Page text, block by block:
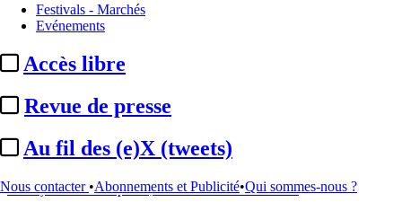
Festivals - Marchés
Evénements
Accès libre
Revue de presse
Au fil des (e)X (tweets)
Nous contacter •Abonnements et Publicité•Qui sommes-nous ?
02/08
Satellifacts : pause d'été
02/08
"L'Odyssée" : à Montpellier, le seul cinéma de France à ...